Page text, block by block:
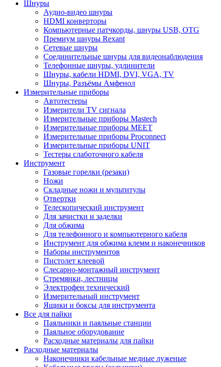
Шнуры
Аудио-видео шнуры
HDMI конверторы
Компьютерные патчкорды, шнуры USB, OTG
Премиум шнуры Rexant
Сетевые шнуры
Соединительные шнуры для видеонаблюдения
Телефонные шнуры, удлинители
Шнуры, кабели HDMI, DVI, VGA, TV
Шнуры, Разъёмы Амфенол
Измерительные приборы
Автотестеры
Измерители TV сигнала
Измерительные приборы Mastech
Измерительные приборы MEET
Измерительные приборы Proconnect
Измерительные приборы UNIT
Тестеры слаботочного кабеля
Инструмент
Газовые горелки (резаки)
Ножи
Складные ножи и мультитулы
Отвертки
Телескопический инструмент
Для зачистки и заделки
Для обжима
Для телефонного и компьютерного кабеля
Инструмент для обжима клемм и наконечников
Наборы инструментов
Пистолет клеевой
Слесарно-монтажный инструмент
Стремянки, лестницы
Электрофен технический
Измерительный инструмент
Ящики и боксы для инструмента
Все для пайки
Паяльники и паяльные станции
Паяльное оборудование
Расходные материалы для пайки
Расходные материалы
Наконечники кабельные медные луженые